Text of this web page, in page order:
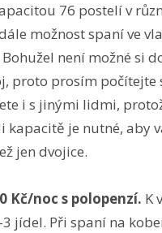
76 postelí v
možnost spaní ve
není možné si
proto prosím počítejte
i s jinými lidmi,
kapacitě je nutné, aby
jen dvojice.
Kč/noc s polopenzí. K
jídel. Při spaní na